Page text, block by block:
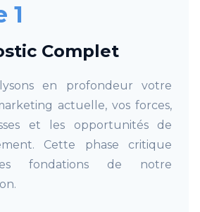
1
Complet
en profondeur votre
actuelle, vos forces,
et les opportunités de
Cette phase critique
fondations de notre